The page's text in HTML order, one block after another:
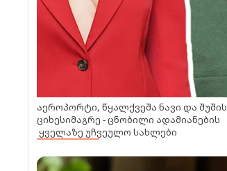
აეროპორტი, წყალქვეშა ნავი და შუშის
ციხესიმაგრე - ცნობილი ადამიანების
ყველაზე უჩვეულო სახლები